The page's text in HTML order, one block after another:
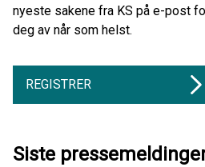
nyeste sakene fra KS på e-post
deg av når som helst.
REGISTRER
Siste